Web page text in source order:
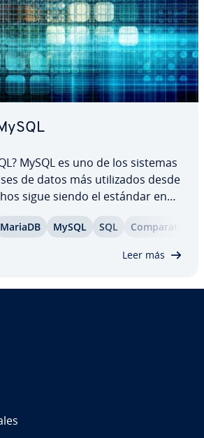
MySQL es uno de los sistemas
de datos más uti­li­za­dos desde
sigue siendo el estándar en
una al­te­r­na­ti­va potente.
MariaDB MySQL SQL Co­m­pa­ra­ti­va
Leer más